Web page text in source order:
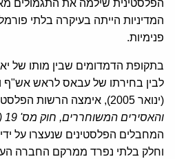
המדיניות הייתה בעיקרה בלתי
פנימיות.
לבין בחירתו של עבאס לראש אש"ף
(ינואר 2005), אימצה הרשות הפלסטינית את
והאסירים המשוחררים, חוק מס' 19 (2004).
המחבלים הפלסטינים שנעצרו על
וחלק בלתי נפרד ממרקם החברה